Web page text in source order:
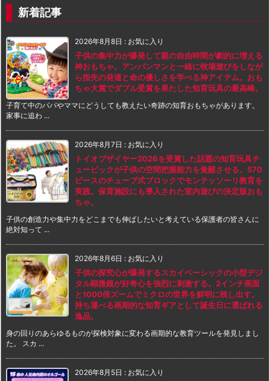
新着記事
2026年8月8日 : お気に入り
子供の集中力が爆発して親の自由時間が劇的に増える
神おもちゃ。アンパンマンと一緒に牧場遊びをしなが
ら指先の発達と命の優しさを学べる神アイテム。おも
ちゃ大賞でダブル受賞を果たした知育玩具の最高峰。
子育て中のパパやママにどうしても教えたい奇跡の知育おもちゃがあります。
家事に追わ ...
2026年8月7日 : お気に入り
トイオブザイヤー2026を受賞した話題の知育玩具チ
ュービックが子供の空間把握能力を覚醒させる。570
ピースのチューブ式ブロックでモンテッソーリ教育を
実践。保育施設にも導入された室内遊びの決定版おも
ちゃ。
子供の創造力や集中力をどこまでも伸ばしたいと考えている保護者の皆さんに
絶対知って ...
2026年8月6日 : お気に入り
子供の探究心が爆発するスカイベーシックの小型デジ
タル顕微鏡が好奇心を強烈に刺激する。2インチ画面
と1000倍ズームでミクロの世界を鮮明に映し出す。
持ち運べる画期的な知育ギアとして誕生日に選ばれる
逸品。
身の回りのあらゆるものが探検対象に変わる画期的な教育ツールを発見しまし
た。 スカ ...
2026年8月5日 : お気に入り